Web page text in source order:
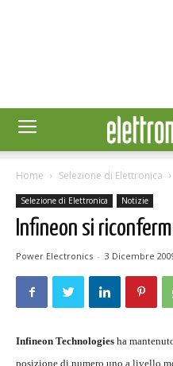
Home Selezione di Elettronica
Selezione di Elettronica Notizie
Infineon si
Power Electronics - 3 Dicembre
Infineon Technologies ha
posizione di numero uno a livello